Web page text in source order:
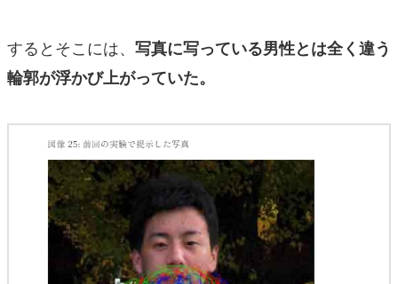
するとそこには、 写真に写っている男性とは全く違う
輪郭が浮かび上がっていた。